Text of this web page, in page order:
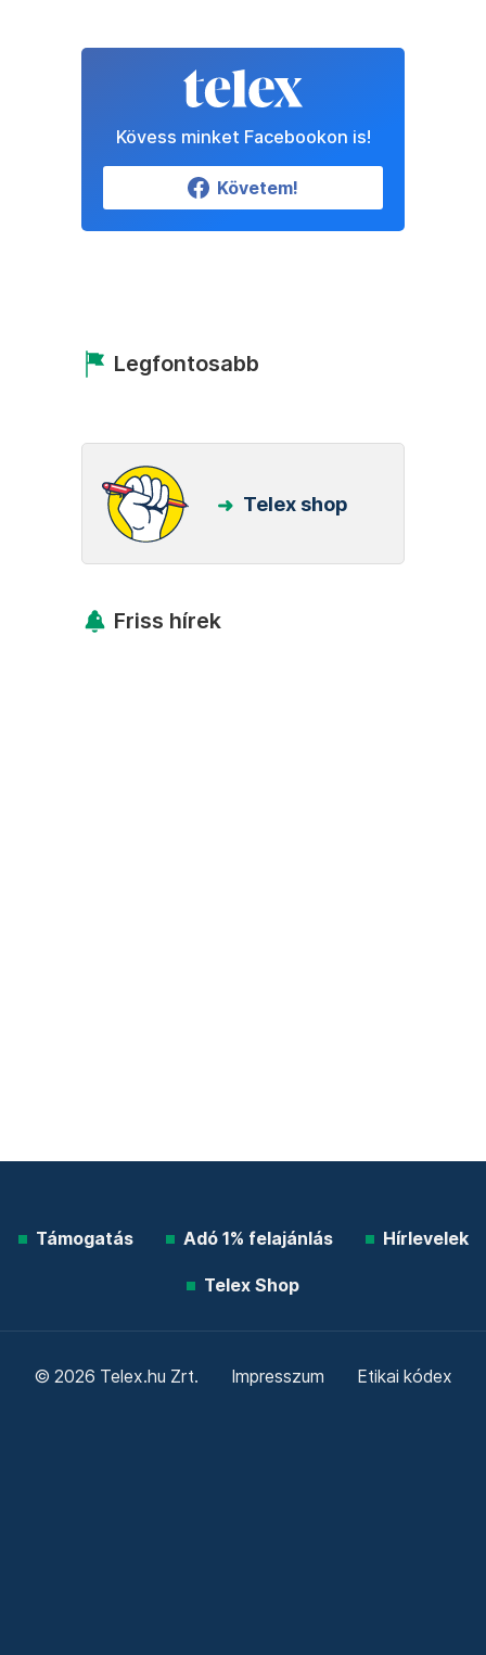
Kövess minket Facebookon is!
Követem!
Legfontosabb
Telex shop
Friss hírek
Támogatás Adó 1% felajánlás Hírlevelek
Telex Shop
© 2026 Telex.hu Zrt. Impresszum Etikai kódex